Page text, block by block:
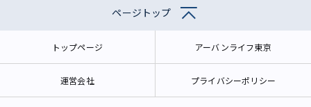
ページトップ
トップページ アーバンライフ東京
運営会社 プライバシーポリシー